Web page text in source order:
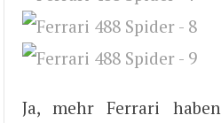
Ja, mehr Ferrari